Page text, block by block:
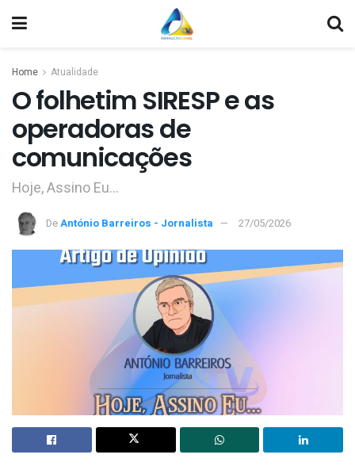
Home Atualidade
O folhetim SIRESP e as
operadoras de
comunicações
Hoje, Assino Eu…
DeAntónio Barreiros - Jornalista 27/05/2026